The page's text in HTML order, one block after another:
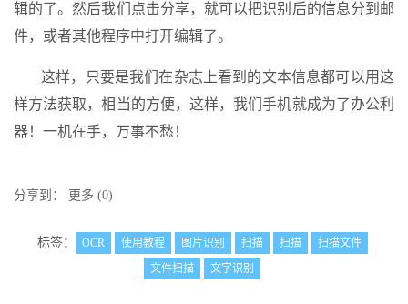
辑的了。然后我们点击分享，就可以把识别后的信息分到邮
件，或者其他程序中打开编辑了。
这样，只要是我们在杂志上看到的文本信息都可以用这
样方法获取，相当的方便，这样，我们手机就成为了办公利
器！一机在手，万事不愁！
分享到： 更多 (0)
标签： OCR 使用教程 图片识别 扫描 扫描
扫描文件
文件扫描
文字识别